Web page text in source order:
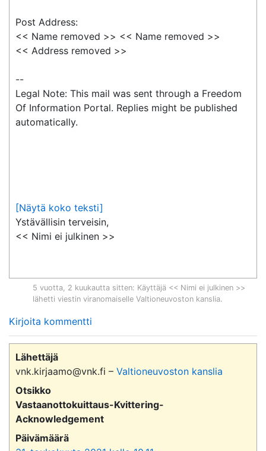
Post Address:
<< Name removed >> << Name removed >>
<< Address removed >>
--
Legal Note: This mail was sent through a Freedom
Of Information Portal. Replies might be published
automatically.
[Näytä koko teksti]
Ystävällisin terveisin,
<< Nimi ei julkinen >>
5 vuotta, 2 kuukautta sitten: Käyttäjä << Nimi ei julkinen >>
lähetti viestin viranomaiselle Valtioneuvoston kanslia.
Kirjoita kommentti
Lähettäjä
vnk.kirjaamo@vnk.fi – Valtioneuvoston kanslia
Otsikko
Vastaanottokuittaus-Kvittering-
Acknowledgement
Päivämäärä